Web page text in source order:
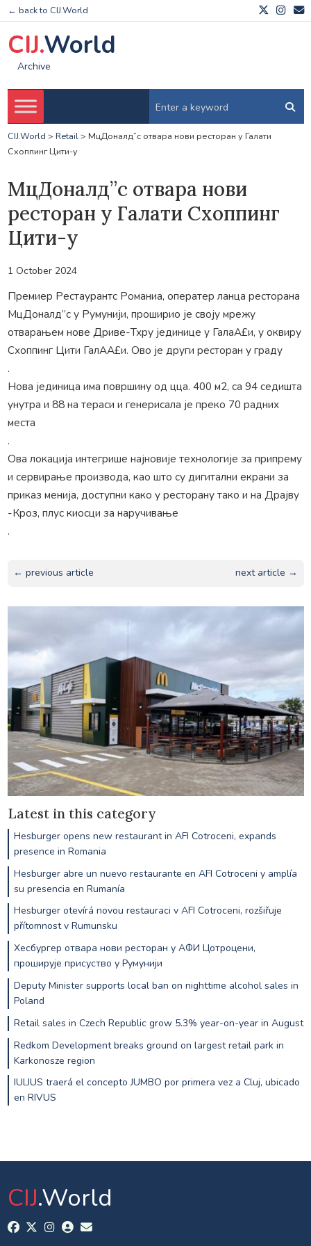
← back to CIJ.World
CIJ.World
Archive
CIJ.World > Retail> МцДоналд”с отвара нови ресторан у Галати
Схоппинг Цити-у
МцДоналд”с отвара нови
ресторан у Галати Схоппинг
Цити-у
1 October 2024
Премиер Рестаурантс Романиа, оператер ланца ресторана
МцДоналд”с у Румунији, проширио је своју мрежу
отварањем нове Дриве-Тхру јединице у ГалаА£и, у оквиру
Схоппинг Цити ГалАА£и. Ово је други ресторан у граду
.
Нова јединица има површину од цца. 400 м2, са 94 седишта
унутра и 88 на тераси и генерисала је преко 70 радних
места
.
Ова локација интегрише најновије технологије за припрему
и сервирање производа, као што су дигитални екрани за
приказ менија, доступни како у ресторану тако и на Драјву
-Кроз, плус киосци за наручивање
.
← previous article next article →
Latest in this category
Hesburger opens new restaurant in AFI Cotroceni, expands
presence in Romania
Hesburger abre un nuevo restaurante en AFI Cotroceni y amplía
su presencia en Rumanía
Hesburger otevírá novou restauraci v AFI Cotroceni, rozšiřuje
přítomnost v Rumunsku
Хесбургер отвара нови ресторан у АФИ Цотроцени,
проширује присуство у Румунији
Deputy Minister supports local ban on nighttime alcohol sales in
Poland
Retail sales in Czech Republic grow 5.3% year-on-year in August
Redkom Development breaks ground on largest retail park in
Karkonosze region
IULIUS traerá el concepto JUMBO por primera vez a Cluj, ubicado
en RIVUS
CIJ.World